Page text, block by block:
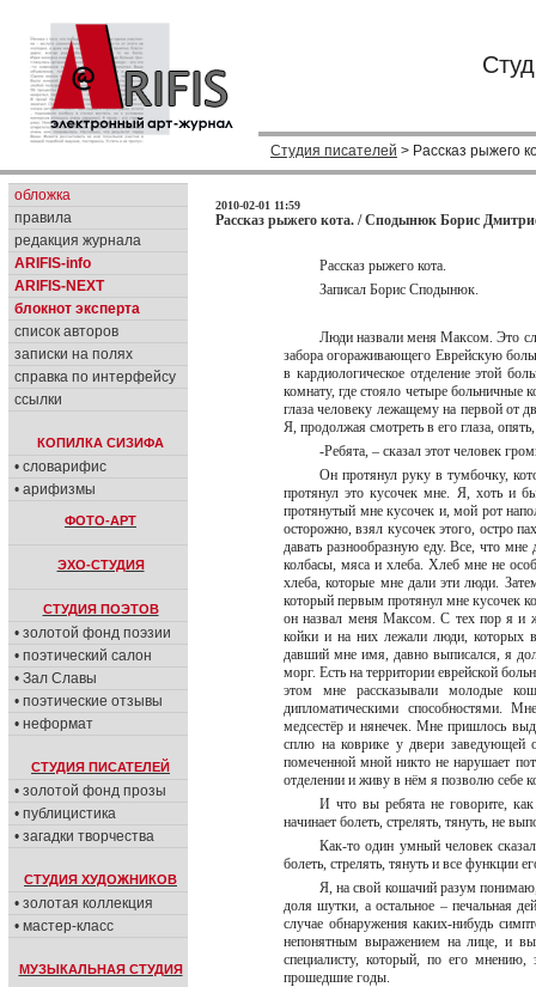
Студия писателей > Рассказ рыжего
обложка
правила
редакция журнала
ARIFIS-info
ARIFIS-NEXT
блокнот эксперта
список авторов
записки на полях
справка по интерфейсу
ссылки
КОПИЛКА СИЗИФА
• словарифис
• арифизмы
ФОТО-АРТ
ЭХО-СТУДИЯ
СТУДИЯ ПОЭТОВ
• золотой фонд поэзии
• поэтический салон
• Зал Славы
• поэтические отзывы
• неформат
СТУДИЯ ПИСАТЕЛЕЙ
• золотой фонд прозы
• публицистика
• загадки творчества
СТУДИЯ ХУДОЖНИКОВ
• золотая коллекция
• мастер-класс
МУЗЫКАЛЬНАЯ СТУДИЯ
2010-02-01 11:59
Рассказ рыжего кота. / Сподынюк Борис
Рассказ рыжего кота.
Записал Борис Сподынюк.
Люди назвали меня Максом. Это
забора огораживающего Еврейскую
в кардиологическое отделение этой
комнату, где стояло четыре больничные
глаза человеку лежащему на первой от
Я, продолжая смотреть в его глаза,
-Ребята, – сказал этот человек
Он протянул руку в тумбочку,
протянул это кусочек мне. Я, хоть и
протянутый мне кусочек и, мой рот
осторожно, взял кусочек этого, остро
давать разнообразную еду. Все, что
колбасы, мяса и хлеба. Хлеб мне не
хлеба, которые мне дали эти люди.
который первым протянул мне кусочек
он назвал меня Максом. С тех пор я и
койки и на них лежали люди, которых
давший мне имя, давно выписался, я
морг. Есть на территории еврейской
этом мне рассказывали молодые
дипломатическими способностями.
медсестёр и нянечек. Мне пришлось
сплю на коврике у двери заведующей
помеченной мной никто не нарушает
отделении и живу в нём я позволю себе
И что вы ребята не говорите, как
начинает болеть, стрелять, тянуть, не
Как-то один умный человек
болеть, стрелять, тянуть и все функции
Я, на свой кошачий разум
доля шутки, а остальное – печальная
случае обнаружения каких-нибудь
непонятным выражением на лице, и
специалисту, который, по его
прошедшие годы.